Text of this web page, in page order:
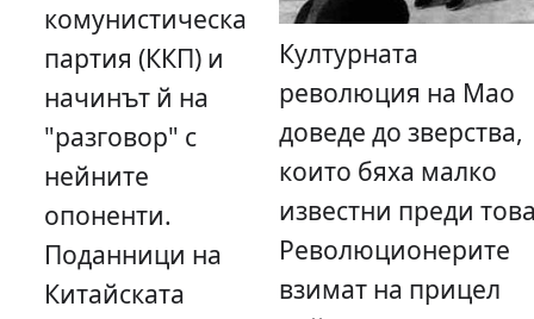
комунистическа
партия (ККП) и
начинът й на
"разговор" с
нейните
опоненти.
Поданници на
Китайската
Културната
революция на Мао
доведе до зверства,
които бяха малко
известни преди
Революционерите
взимат на прицел